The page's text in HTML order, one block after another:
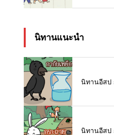
นิทานแนะนำ
นิทานอีสป
นิทานอีสป